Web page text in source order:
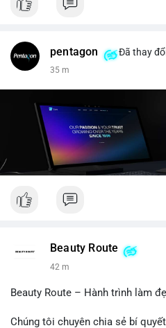
pentagon Đã thay
35 m
Beauty Route
42 m
Beauty Route – Hành trình làm
Chúng tôi chuyên chia sẻ bí